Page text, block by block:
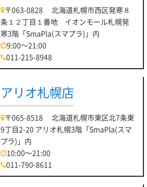
〒063-0828 北海道札幌市西区発寒８
条１２丁目１番地 イオンモール札幌発
寒3階「SmaPla(スマプラ)」内
9:00～21:00
011-215-8948
アリオ札幌店
〒065-8518 北海道札幌市東区北7条東
9丁目2-20 アリオ札幌3階「SmaPla(スマ
プラ)」内
10:00～21:00
011-790-8611